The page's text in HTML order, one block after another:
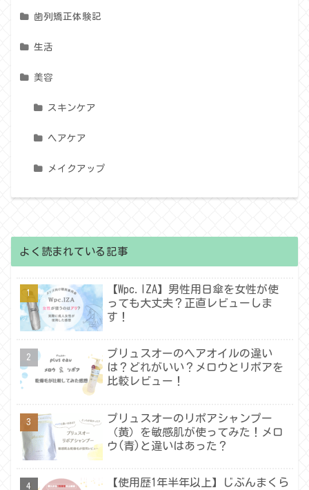
歯列矯正体験記
生活
美容
スキンケア
ヘアケア
メイクアップ
よく読まれている記事
【Wpc.IZA】男性用日傘を女性が使
っても大丈夫？正直レビューしま
す！
プリュスオーのヘアオイルの違い
は？どれがいい？メロウとリポアを
比較レビュー！
プリュスオーのリポアシャンプー
（黄）を敏感肌が使ってみた！メロ
ウ(青)と違いはあった？
【使用歴1年半年以上】じぶんまくら